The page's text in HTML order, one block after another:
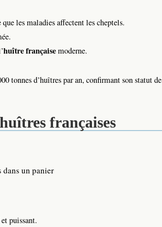
les maladies affectent les cheptels.
huître françaisemoderne.
tonnes d’huîtres par an, confirmant son statut de
françaises
dans un panier
puissant.